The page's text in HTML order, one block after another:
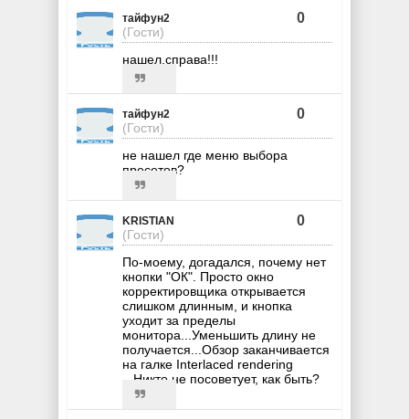
тайфун2
(Гости)
0
нашел,справа!!!
тайфун2
(Гости)
0
не нашел где меню выбора
пресетов?
KRISTIAN
(Гости)
0
По-моему, догадался, почему нет
кнопки "ОК". Просто окно
корректировщика открывается
слишком длинным, и кнопка
уходит за пределы
монитора...Уменьшить длину не
получается...Обзор заканчивается
на галке Interlaced rendering
...Никто не посоветует, как быть?